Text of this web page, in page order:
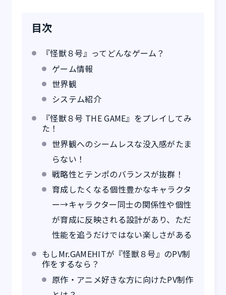
目次
『怪獣８号』ってどんなゲーム？
ゲーム情報
世界観
システム紹介
『怪獣８号 THE GAME』をプレイしてみ
た！
世界観へのシームレスな没入感がたま
らない！
戦略性とテンポのバランスが抜群！
育成したくなる個性豊かなキャラクタ
ー→キャラクター同士の関係性や個性
が育成に反映される設計があり、ただ
性能を追うだけではない楽しさがある
もしMr.GAMEHITが『怪獣８号』のPV制
作をするなら？
原作・アニメ好きな方に向けたPV制作